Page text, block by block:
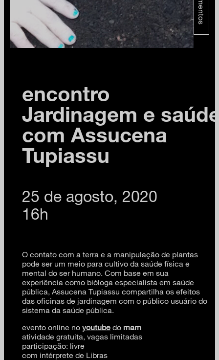
encontro
Jardinagem e
com Assucena
Tupiassu
25 de agosto, 2020
16h
O contato com a terra e a manipulação de plantas
pode ser um meio para cultivo da saúde física e
mental do ser humano. Com base em sua
experiência como bióloga especialista em saúde
pública, Assucena Tupiassu compartilha os efeitos
das oficinas de jardinagem com o público usuário do
sistema da saúde pública.
evento online no youtube do mam
atividade gratuita, vagas limitadas
participação: livre
com intérprete de Libras